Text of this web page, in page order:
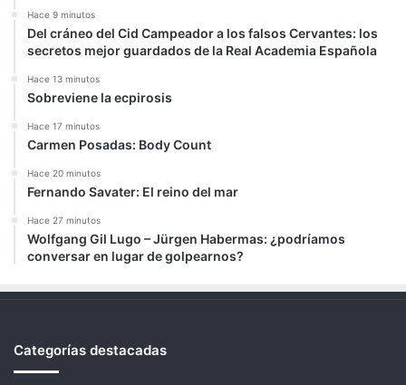
Hace 9 minutos
Del cráneo del Cid Campeador a los falsos Cervantes: los
secretos mejor guardados de la Real Academia Española
Hace 13 minutos
Sobreviene la ecpirosis
Hace 17 minutos
Carmen Posadas: Body Count
Hace 20 minutos
Fernando Savater: El reino del mar
Hace 27 minutos
Wolfgang Gil Lugo – Jürgen Habermas: ¿podríamos
conversar en lugar de golpearnos?
Categorías destacadas